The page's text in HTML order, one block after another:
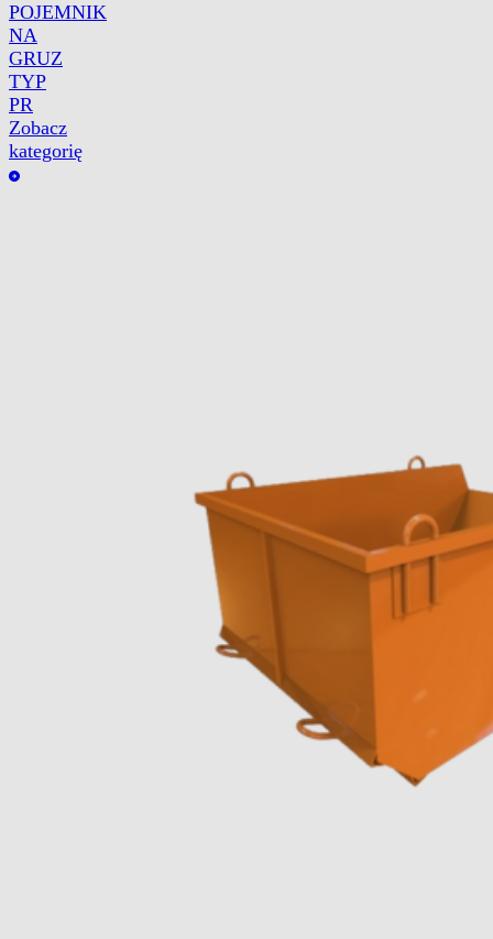
POJEMNIK
NA
GRUZ
TYP
PR
Zobacz
kategorię